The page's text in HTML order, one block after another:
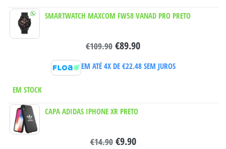
SMARTWATCH MAXCOM FW58 VANAD PRO PRETO
€109.90 €89.90
EM ATÉ 4X DE €22.48SEM JUROS
EM STOCK
CAPA ADIDAS IPHONE XR PRETO
€14.90 €9.90